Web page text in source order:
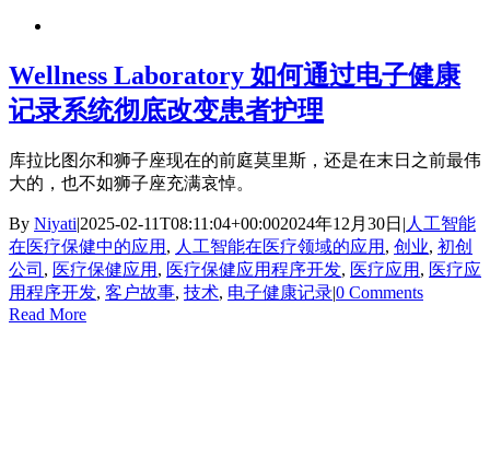
Wellness Laboratory 如何通过电子健康
记录系统彻底改变患者护理
库拉比图尔和狮子座现在的前庭莫里斯，还是在末日之前最伟
大的，也不如狮子座充满哀悼。
By Niyati|2025-02-11T08:11:04+00:002024年12月30日 | 人工智能
在医疗保健中的应用 , 人工智能在医疗领域的应用 , 创业, 初创
公司 , 医疗保健应用 , 医疗保健应用程序开发, 医疗应用 , 医疗应
用程序开发, 客户故事, 技术, 电子健康记录|0 Comments
Read More